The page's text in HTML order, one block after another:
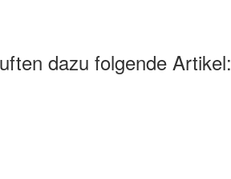
dazu folgende Artikel: